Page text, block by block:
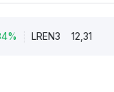
LREN3 12,31